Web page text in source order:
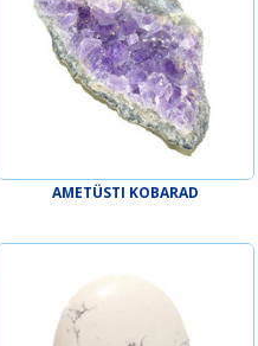
AMETÜSTI KOBARAD